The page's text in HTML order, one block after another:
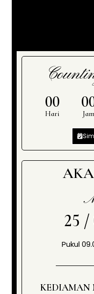
00
Hari Jam
25 /
Pukul
KEDIAMAN